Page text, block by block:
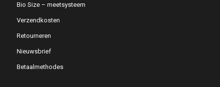
Bio Size – meetsysteem
Verzendkosten
Retourneren
Nieuwsbrief
Betaalmethodes